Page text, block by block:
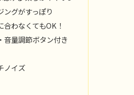
ングがすっぽり
合わなくてもOK！
音量調節ボタン付き
ノイズ